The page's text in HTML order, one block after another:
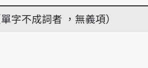
單字不成詞者 ，無義項）